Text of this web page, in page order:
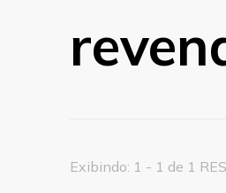
Exibindo: 1 - 1 de 1